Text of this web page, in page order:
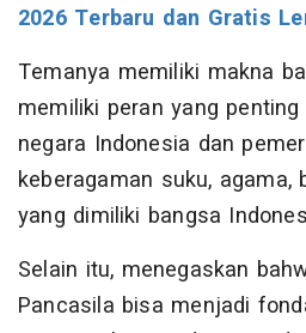
2026 Terbaru dan Gratis
Temanya memiliki makna
memiliki peran yang
negara Indonesia dan
keberagaman suku, agama,
yang dimiliki bangsa
Selain itu, menegaskan
Pancasila bisa menjadi